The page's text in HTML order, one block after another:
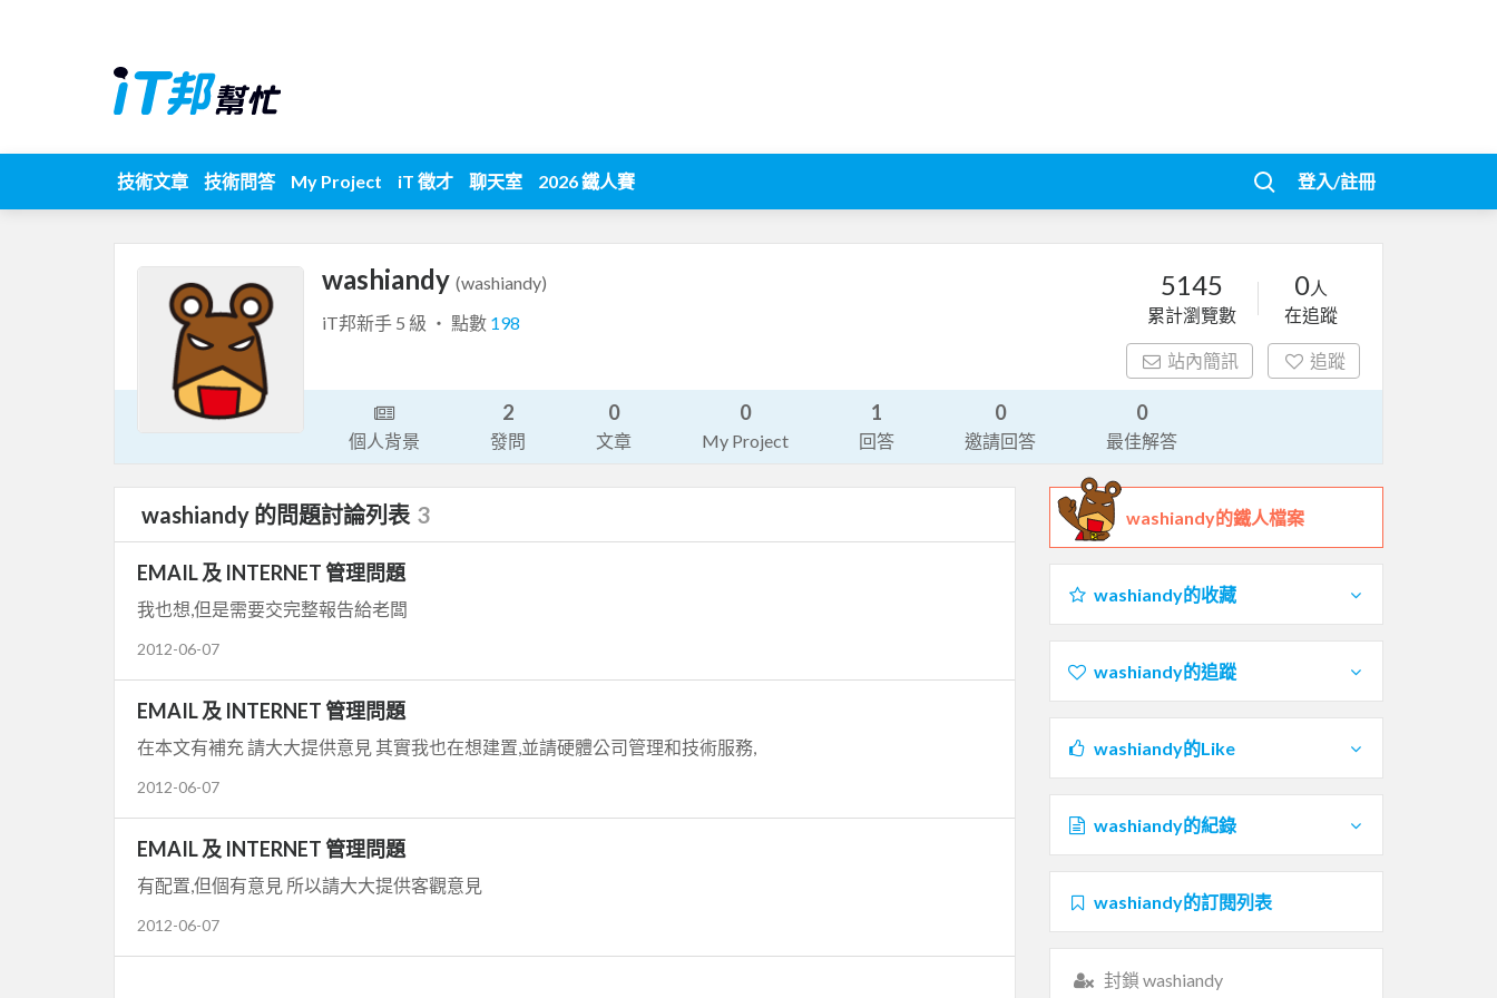
技術文章 技術問答 My Project iT 徵才 聊天室 2026 鐵人賽 登入/註冊
washiandy (washiandy)
iT邦新手 5 級 ‧ 點數 198
5145
累計瀏覽數
0人
在追蹤
站內簡訊 追蹤
個人背景
2
發問
0
文章
0
My Project
1
回答
0
邀請回答
0
最佳解答
washiandy 的問題討論列表 3
EMAIL 及 INTERNET 管理問題
我也想,但是需要交完整報告給老闆
2012-06-07
EMAIL 及 INTERNET 管理問題
在本文有補充 請大大提供意見 其實我也在想建置,並請硬體公司管理和技術服務,
2012-06-07
EMAIL 及 INTERNET 管理問題
有配置,但個有意見 所以請大大提供客觀意見
2012-06-07
washiandy的鐵人檔案
washiandy的收藏
washiandy的追蹤
washiandy的Like
washiandy的紀錄
washiandy的訂閱列表
封鎖 washiandy